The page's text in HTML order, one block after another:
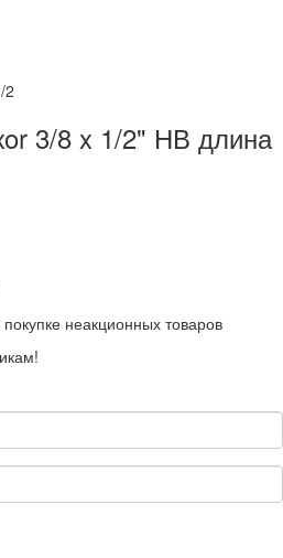
3/8 x 1/2" НВ длина
неакционных товаров